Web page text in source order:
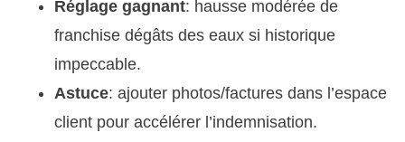
Réglage gagnant: hausse modérée de
franchise dégâts des eaux si historique
impeccable.
Astuce: ajouter photos/factures dans l’espace
client pour accélérer l’indemnisation.